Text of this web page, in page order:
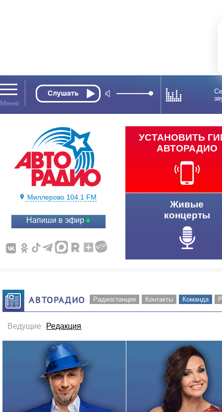
Миллерово 104.1 FM
Напиши в эфир
УСТАНОВИТЬ
АВТОРАДИО
Живые
концерты
АВТОРАДИО Радиостанция Контакты Команда
Ведущие Редакция